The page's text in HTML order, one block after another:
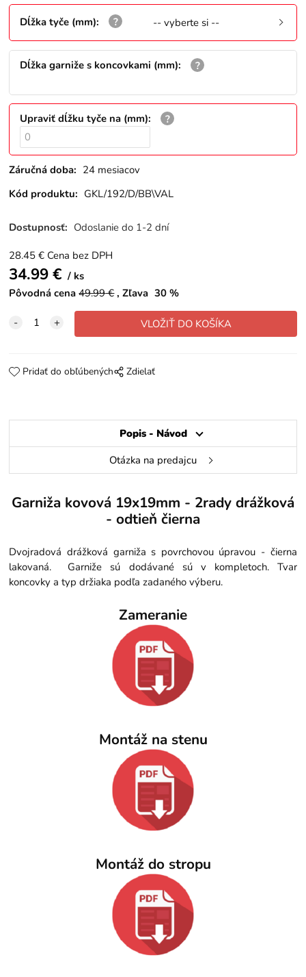
Dĺžka tyče (mm): -- vyberte si --
Dĺžka garniže s koncovkami (mm):
Upraviť dĺžku tyče na (mm):
Záručná doba: 24 mesiacov
Kód produktu: GKL/192/D/BB\VAL
Dostupnosť: Odoslanie do 1-2 dní
28.45 € Cena bez DPH
34.99€
ks
Pôvodná cena 49.99€ Zľava 30 %
Pridať do obľúbených Zdielať
Popis - Návod
Otázka na predajcu
Garniža kovová 19x19mm - 2rady drážková
- odtieň čierna
Dvojradová drážková garniža s povrchovou úpravou - čierna
lakovaná. Garniže sú dodávané sú v kompletoch. Tvar
koncovky a typ držiaka podľa zadaného výberu.
Zameranie
Montáž na stenu
Montáž do stropu